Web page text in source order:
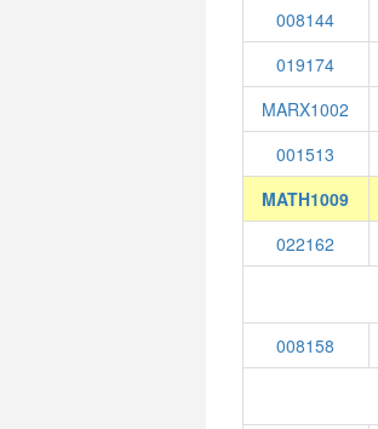
008144
019174
MARX1002
001513
MATH1009
022162
008158